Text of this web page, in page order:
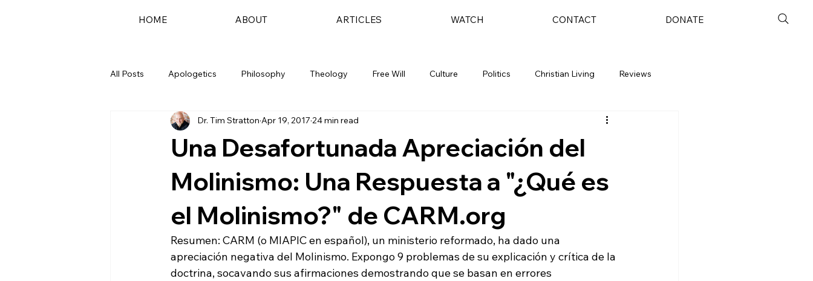
HOME ABOUT ARTICLES WATCH CONTACT DONATE
All Posts Apologetics Philosophy Theology Free Will Culture Politics Christian Living Reviews
Una Desafortunada Apreciación del
Molinismo: Una Respuesta a "¿Qué es
el Molinismo?" de CARM.org
Dr. Tim Stratton Apr 19, 2017 24 min read
Resumen: CARM (o MIAPIC en español), un ministerio reformado, ha dado una
apreciación negativa del Molinismo. Expongo 9 problemas de su explicación y crítica de la
doctrina, socavando sus afirmaciones demostrando que se basan en errores